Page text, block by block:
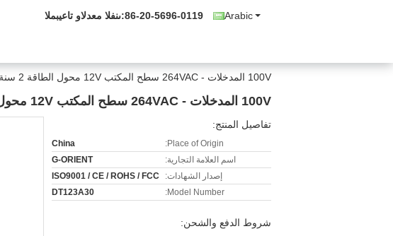
Arabic المبيعات والدعم الفنى:86-20-5696-0119
100V المدخلات - 264VAC سطح المكتب 12V محول الطاقة 2 سنة الضمان
100V المدخلات - 264VAC سطح المكتب 12V محول الطاقة 2 سنة الضمان
تفاصيل المنتج:
Place of Origin:
China
اسم العلامة التجارية:
G-ORIENT
إصدار الشهادات:
ISO9001 / CE / ROHS / FCC
Model Number:
DT123A30
شروط الدفع والشحن: